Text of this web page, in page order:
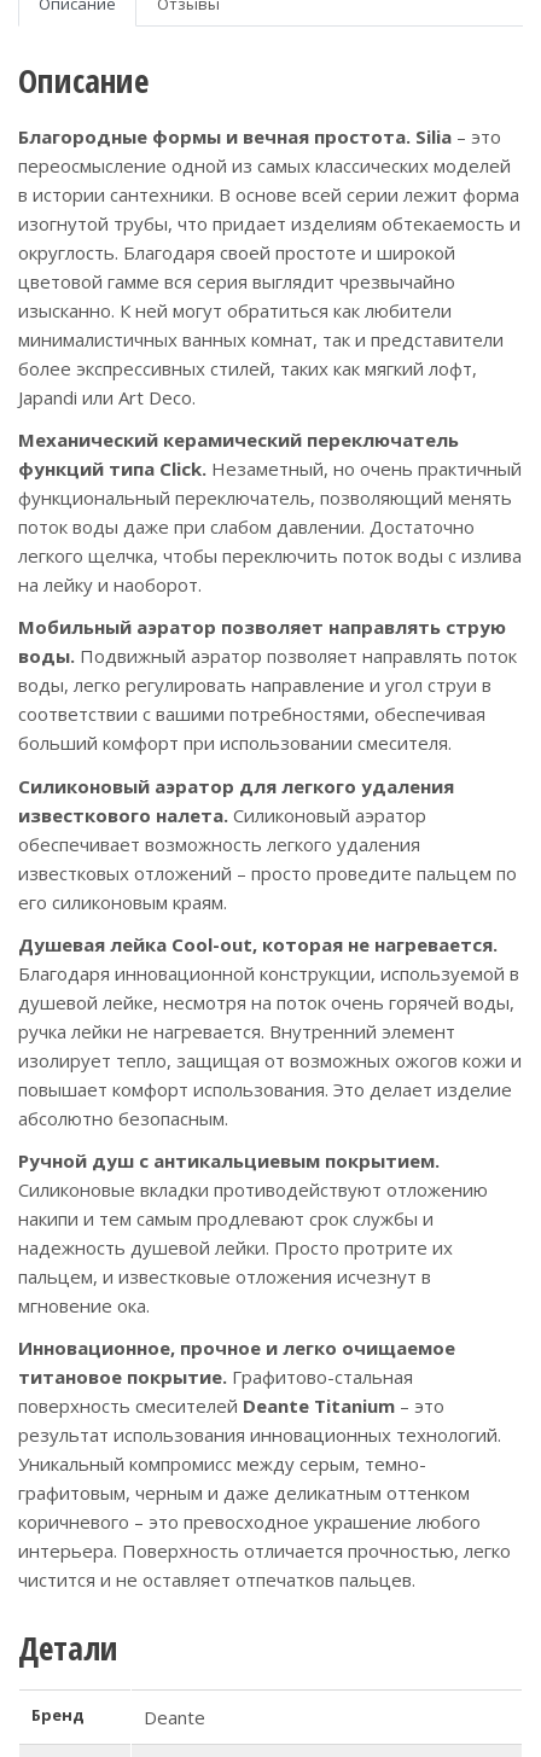
Описание
Благородные формы и вечная простота. Silia – это
переосмысление одной из самых классических моделей
в истории сантехники. В основе всей серии лежит форма
изогнутой трубы, что придает изделиям обтекаемость и
округлость. Благодаря своей простоте и широкой
цветовой гамме вся серия выглядит чрезвычайно
изысканно. К ней могут обратиться как любители
минималистичных ванных комнат, так и представители
более экспрессивных стилей, таких как мягкий лофт,
Japandi или Art Deco.
Механический керамический переключатель
функций типа Click. Незаметный, но очень практичный
функциональный переключатель, позволяющий менять
поток воды даже при слабом давлении. Достаточно
легкого щелчка, чтобы переключить поток воды с излива
на лейку и наоборот.
Мобильный аэратор позволяет направлять струю
воды. Подвижный аэратор позволяет направлять поток
воды, легко регулировать направление и угол струи в
соответствии с вашими потребностями, обеспечивая
больший комфорт при использовании смесителя.
Силиконовый аэратор для легкого удаления
известкового налета. Силиконовый аэратор
обеспечивает возможность легкого удаления
известковых отложений – просто проведите пальцем по
его силиконовым краям.
Душевая лейка Cool-out, которая не нагревается.
Благодаря инновационной конструкции, используемой в
душевой лейке, несмотря на поток очень горячей воды,
ручка лейки не нагревается. Внутренний элемент
изолирует тепло, защищая от возможных ожогов кожи и
повышает комфорт использования. Это делает изделие
абсолютно безопасным.
Ручной душ с антикальциевым покрытием.
Силиконовые вкладки противодействуют отложению
накипи и тем самым продлевают срок службы и
надежность душевой лейки. Просто протрите их
пальцем, и известковые отложения исчезнут в
мгновение ока.
Инновационное, прочное и легко очищаемое
титановое покрытие. Графитово-стальная
поверхность смесителей Deante Titanium – это
результат использования инновационных технологий.
Уникальный компромисс между серым, темно-
графитовым, черным и даже деликатным оттенком
коричневого – это превосходное украшение любого
интерьера. Поверхность отличается прочностью, легко
чистится и не оставляет отпечатков пальцев.
Детали
Бренд Deante